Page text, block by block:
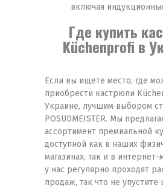
включая
Где купить
Küchenprofi в
Если вы ищете место, где
приобрести кастрюли
Украине, лучшим выбором
POSUDMEISTER. Мы
ассортимент премиальной
доступной как в наших
магазинах, так и в интернет-
у нас регулярно проходят
продаж, так что не упустите